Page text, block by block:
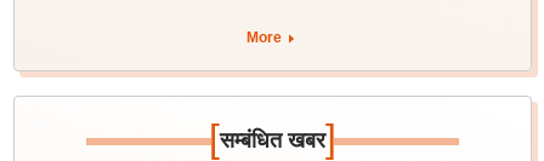
More
[सम्बंधित खबर]